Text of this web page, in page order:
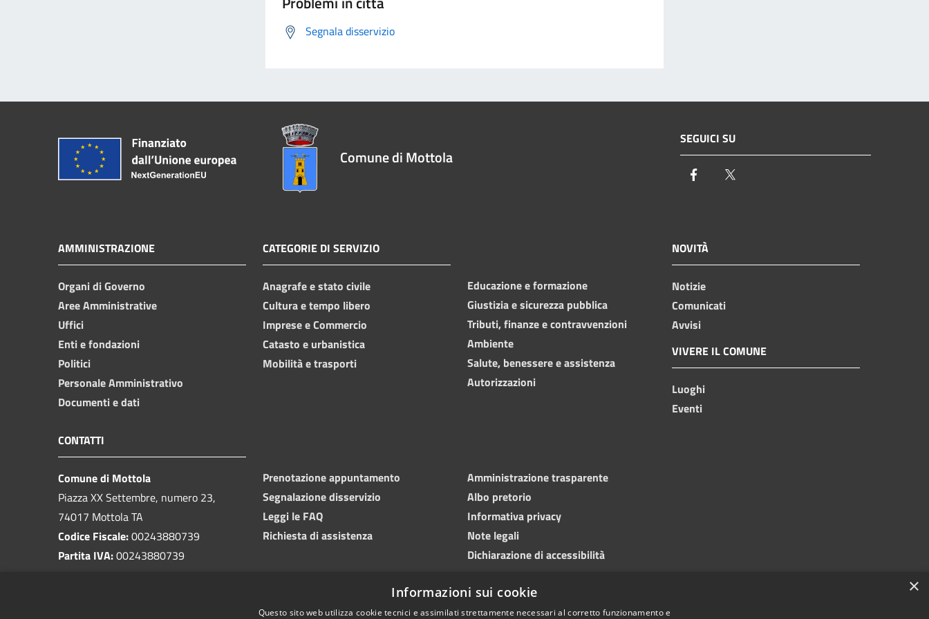
Segnala disservizio
Comune di Mottola
SEGUICI SU
Facebook
AMMINISTRAZIONE
Organi di Governo
Aree Amministrative
Uffici
Enti e fondazioni
Politici
Personale Amministrativo
Documenti e dati
CATEGORIE DI SERVIZIO
Anagrafe e stato civile
Cultura e tempo libero
Imprese e Commercio
Catasto e urbanistica
Mobilità e trasporti
Educazione e formazione
Giustizia e sicurezza pubblica
Tributi, finanze e contravvenzioni
Ambiente
Salute, benessere e assistenza
Autorizzazioni
NOVITÀ
Notizie
Comunicati
Avvisi
VIVERE IL COMUNE
Luoghi
Eventi
CONTATTI
Comune di Mottola
Piazza XX Settembre, numero 23,
74017 Mottola TA
Codice Fiscale:00243880739
Partita IVA:00243880739
Prenotazione appuntamento
Segnalazione disservizio
Leggi le FAQ
Richiesta di assistenza
Amministrazione trasparente
Albo pretorio
Informativa privacy
Note legali
Dichiarazione di accessibilità
×
Informazioni sui cookie
Questo sito web utilizza cookie tecnici e assimilati strettamente necessari al corretto funzionamento e